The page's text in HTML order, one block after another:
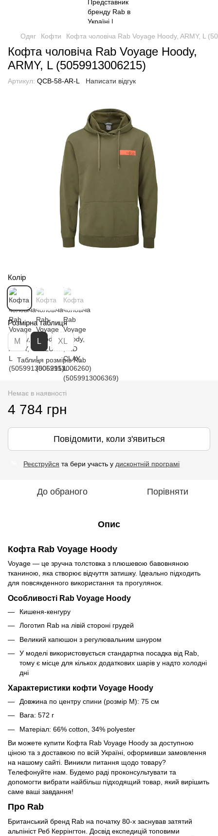
Одяг Кофти Кофта чоловіча Rab Voyage Hoody, ARMY, L
Кофта чоловіча Rab Voyage Hoody,
ARMY, L (5059913006215)
Артикул: QCB-58-AR-L Написати відгук
Колір
Розмірна таблиця
M L XL
Таблиця розмірів Rab
Немає в наявності
4 784 грн
Повідомити, коли з'явиться
Реєструйся та бери участь у дисконтній програмі
До обраного Порівняти
Опис
Кофта Rab Voyage Hoody
Voyage — це зручна толстовка з плюшевою бавовняною
тканиною, яка створює відчуття затишку. Ідеально підходить
для повсякденного використання та прогулянок.
Особливості Rab Voyage Hoody
Кишеня-кенгуру
Логотип Rab на лівій стороні грудей
Великий капюшон з регулювальним шнуром
У моделі використовується стандартна посадка від Rab,
тому є місце для кількох додаткових шарів у надто холодні
дні
Характеристики кофти Voyage Hoody
Довжина по центру спини (розмір M): 75 см
Вага: 572 г
Матеріал: 66% cotton, 34% polyester
Ви можете купити Кофта Rab Voyage Hoody за доступною
ціною та з доставкою по всій Україні, оформивши замовлення
на нашому сайті. Виникли питання щодо товару?
Телефонуйте нам. Будемо раді проконсультувати та
допомогти вибрати найбільш підходящий товар, який вирішить
саме ваші завдання!
Про Rab
Британський бренд Rab на початку 80-х заснував затятий
альпініст Реб Керрінгтон. Досвід експедицій топовими